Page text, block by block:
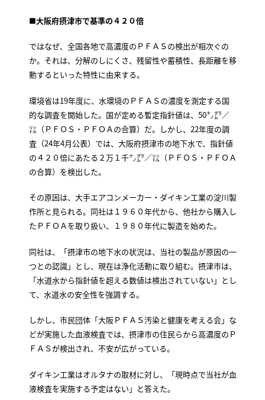
■大阪府摂津市で基準の４２０倍
ではなぜ、全国各地で高濃度のＰＦＡＳの検出が相次ぐの
か。それは、分解のしにくさ、残留性や蓄積性、長距離を移
動するといった特性に由来する。
環境省は19年度に、水環境のＰＦＡＳの濃度を測定する国
的な調査を開始した。国が定める暫定指針値は、50㌨㌘／
㍑（ＰＦＯＳ・ＰＦＯＡの合算）だ。しかし、22年度の調
査（24年4月公表）では、大阪府摂津市の地下水で、指針値
の４２０倍にあたる２万１千㌨㌘／㍑（ＰＦＯＳ・ＰＦＯＡ
の合算）を検出した。
その原因は、大手エアコンメーカー・ダイキン工業の淀川製
作所と見られる。同社は１９６０年代から、他社から購入し
たＰＦＯＡを取り扱い、１９８０年代に製造を始めた。
同社は、「摂津市の地下水の状況は、当社の製品が原因の一
つとの認識」とし、現在は浄化活動に取り組む。摂津市は、
「水道水から指針値を超える数値は検出されていない」とし
て、水道水の安全性を強調する。
しかし、市民団体「大阪ＰＦＡＳ汚染と健康を考える会」な
どが実施した血液検査では、摂津市の住民らから高濃度のＰ
ＦＡＳが検出され、不安が広がっている。
ダイキン工業はオルタナの取材に対し、「現時点で当社が血
液検査を実施する予定はない」と答えた。